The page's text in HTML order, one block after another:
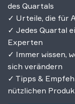
des Quartals
✓ Urteile, die für
✓ Jedes Quartal
Experten
✓ Immer wissen,
sich verändern
✓ Tipps &
nützlichen